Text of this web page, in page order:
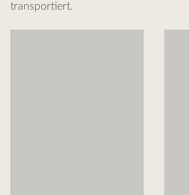
transportiert.